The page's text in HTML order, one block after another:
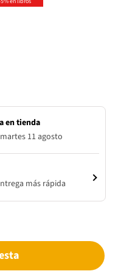
en tienda
11 agosto
más rápida